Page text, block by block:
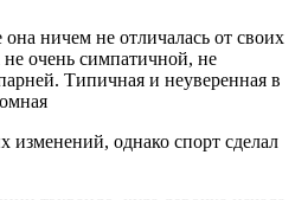
ничем не отличалась от своих
очень симпатичной, не
Типичная и неуверенная в
изменений, однако спорт сделал